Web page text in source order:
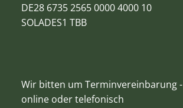
DE28 6735 2565 0000 4000 10
SOLADES1 TBB
Wir bitten um Terminvereinbarung -
online oder telefonisch